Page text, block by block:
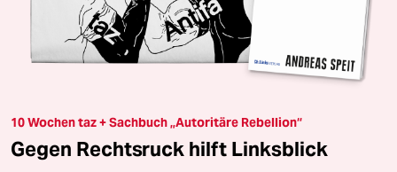
10 Wochen taz + Sachbuch „Autoritäre Rebellion“
Gegen Rechtsruck hilft Linksblick